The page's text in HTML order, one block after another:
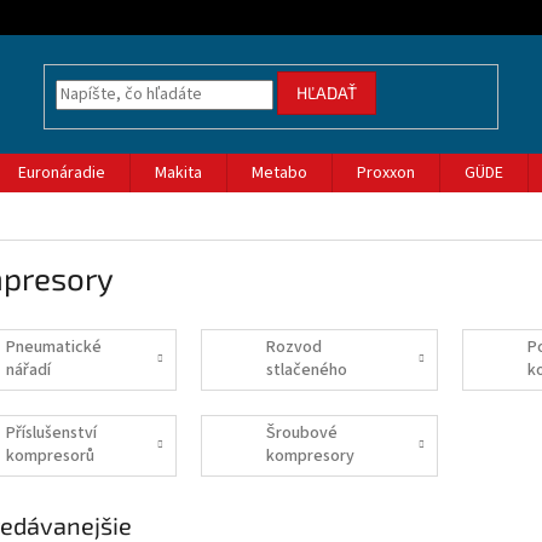
HĽADAŤ
Euronáradie Makita Metabo Proxxon GÜDE
Pneumatické
nářadí
Rozvod
stlačeného
vzduchu
Příslušenství
kompresorů
Šroubové
kompresory